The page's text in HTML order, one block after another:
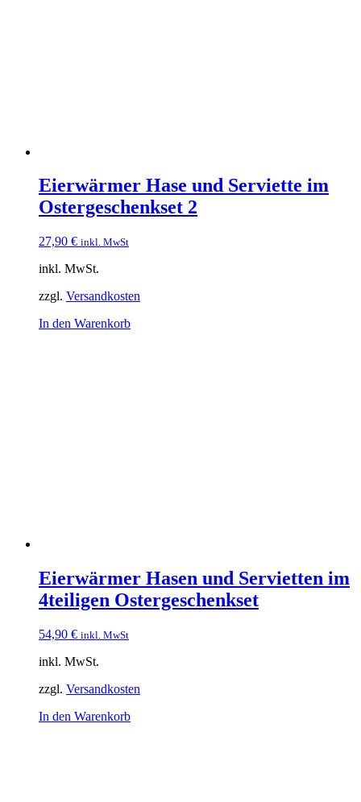
Eierwärmer Hase und Serviette im
Ostergeschenkset 2
27,90 € inkl. MwSt
inkl. MwSt.
zzgl. Versandkosten
In den Warenkorb
Eierwärmer Hasen und Servietten im
4teiligen Ostergeschenkset
54,90 € inkl. MwSt
inkl. MwSt.
zzgl. Versandkosten
In den Warenkorb